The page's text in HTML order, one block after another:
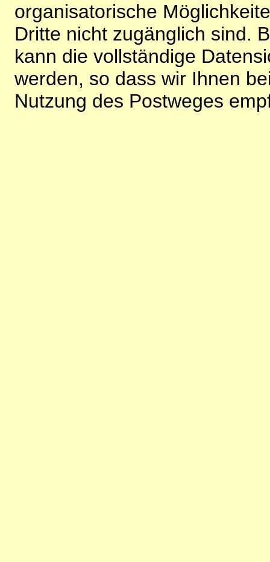
organisatorische
Dritte nicht zugänglich sind.
kann die vollständige
werden, so dass wir Ihnen
Nutzung des Postweges